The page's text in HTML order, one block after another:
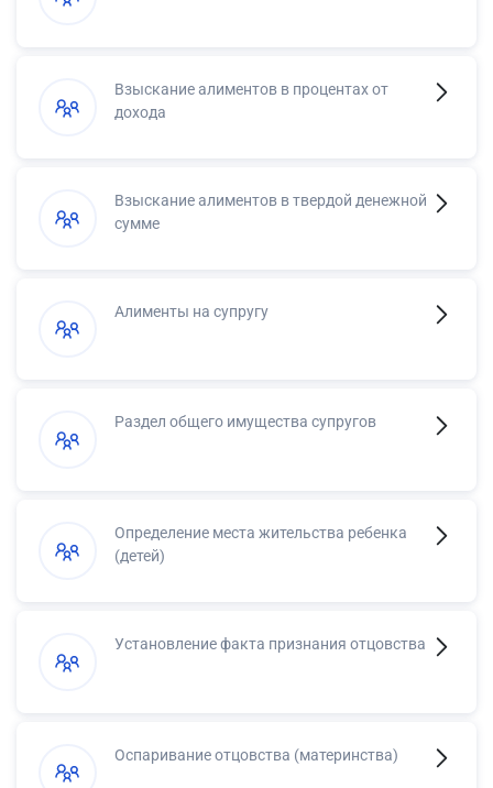
Взыскание алиментов в процентах от
дохода
Взыскание алиментов в твердой денежной
сумме
Алименты на супругу
Раздел общего имущества супругов
Определение места жительства ребенка
(детей)
Установление факта признания отцовства
Оспаривание отцовства (материнства)